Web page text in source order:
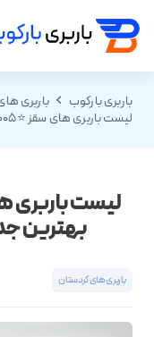
باربری بارکوب
باربری
لیست باربری های سقز ⭐️09185883005 بهترین جدول قیمت باربری سقز
بهترین
باربری های کردستان